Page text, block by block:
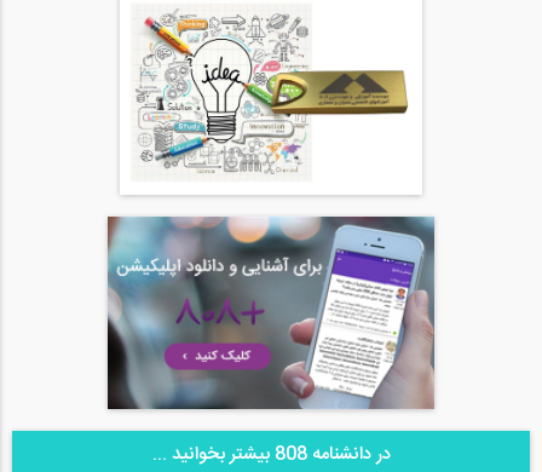
در دانشنامه 808 بیشتر بخوانید ...